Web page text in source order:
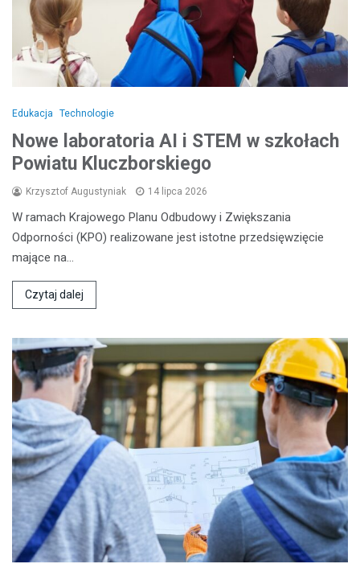
Edukacja Technologie
Nowe laboratoria AI i STEM w szkołach
Powiatu Kluczborskiego
Krzysztof Augustyniak 14 lipca 2026
W ramach Krajowego Planu Odbudowy i Zwiększania
Odporności (KPO) realizowane jest istotne przedsięwzięcie
mające na…
Czytaj dalej